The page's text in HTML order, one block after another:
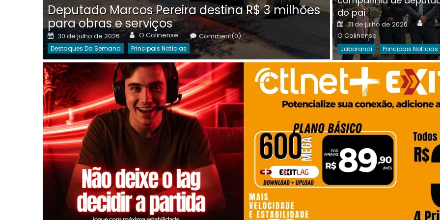
Deputado Marcos Pereira destina R$ 3 milhões
para obras e serviços
Posted
on
30 de julho de 2026 Author
O Colinense Comment(0)
Destaques Da Semana Principais Notícias
on
30 de julho de 2026 O
Destaques Da Semana
do pai
Posted
on
31 de julho de 2026
O Colinense
Jaborandi Principais Notícias